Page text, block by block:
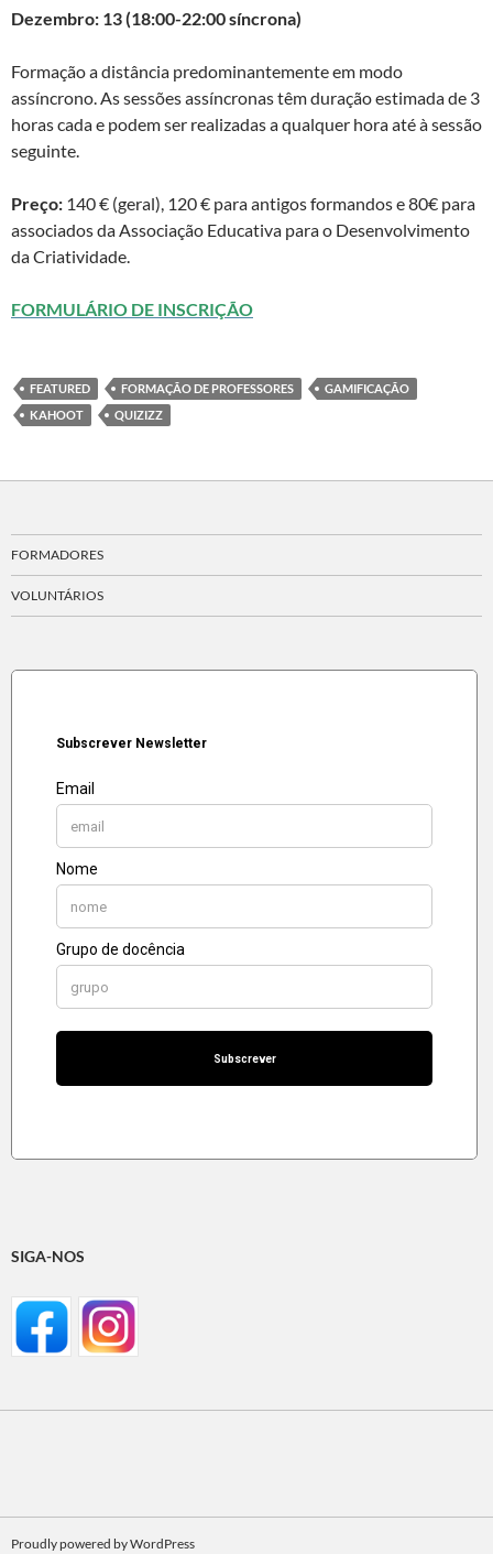
Dezembro: 13 (18:00-22:00 síncrona)
Formação a distância predominantemente em modo
assíncrono. As sessões assíncronas têm duração estimada de 3
horas cada e podem ser realizadas a qualquer hora até à sessão
seguinte.
Preço: 140 € (geral), 120 € para antigos formandos e 80€ para
associados da Associação Educativa para o Desenvolvimento
da Criatividade.
FORMULÁRIO DE INSCRIÇÃO
FEATURED FORMAÇÃO DE PROFESSORES
GAMIFICAÇÃO
KAHOOT
QUIZIZZ
FORMADORES
VOLUNTÁRIOS
SIGA-NOS
Proudly powered by WordPress